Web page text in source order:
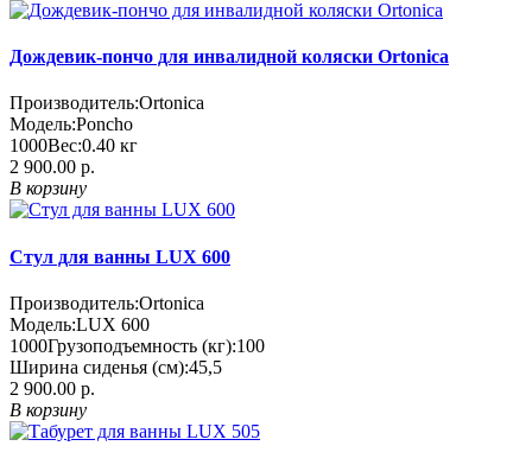
Дождевик-пончо для инвалидной коляски Ortonica
Производитель:Ortonica
Модель:Poncho
1000Вес:0.40 кг
2 900.00 р.
В корзину
Стул для ванны LUX 600
Производитель:Ortonica
Модель:LUX 600
1000Грузоподъемность (кг):100
Ширина сиденья (см):45,5
2 900.00 р.
В корзину